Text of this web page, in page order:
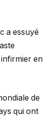
a essuyé
en
de
qui ont